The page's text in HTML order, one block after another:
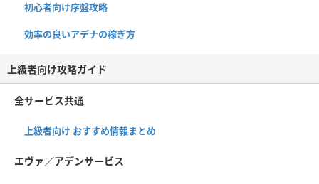
初心者向け序盤攻略
効率の良いアデナの稼ぎ方
上級者向け攻略ガイド
全サービス共通
上級者向け おすすめ情報まとめ
エヴァ／アデンサービス